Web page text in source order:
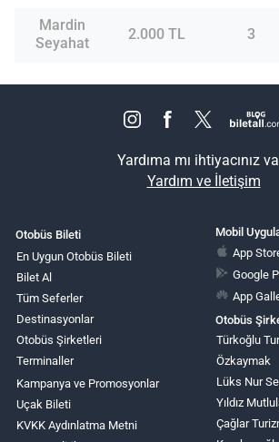
Mardin
Seyahat
2.000 TL 3
Yardıma mı ihtiyacınız
Yardım ve İletişim
Otobüs Bileti
En Uygun Otobüs Bileti
Bilet Al
Tüm Seferler
Destinasyonlar
Otobüs Şirketleri
Terminaller
Kampanya ve Promosyonlar
Uçak Bileti
KVKK Aydınlatma Metni
Mobil
App
Google
App
Otobüs
Türkoğlu
Özkaymak
Lüks Nur
Yıldız
Çağlar